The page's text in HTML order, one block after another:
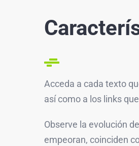
Acceda a cada texto
así como a los links
Observe la evolución
empeoran, coinciden